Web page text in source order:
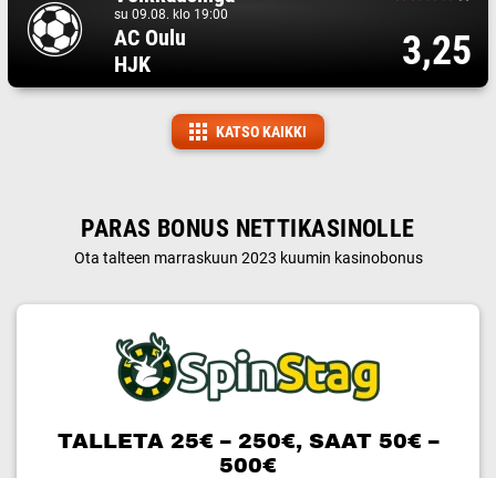
su 09.08. klo 19:00
AC Oulu
HJK
3,25
KATSO KAIKKI
PARAS BONUS NETTIKASINOLLE
Ota talteen marraskuun 2023 kuumin kasinobonus
TALLETA 25€ – 250€, SAAT 50€ –
500€